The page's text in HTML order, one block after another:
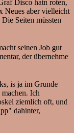
Disco hatn roten,
Neues aber vielleicht
Seiten müssten
seinen Job gut
der übernehme
is ja im Grunde
Ich
ziemlich oft, und
dahinter,